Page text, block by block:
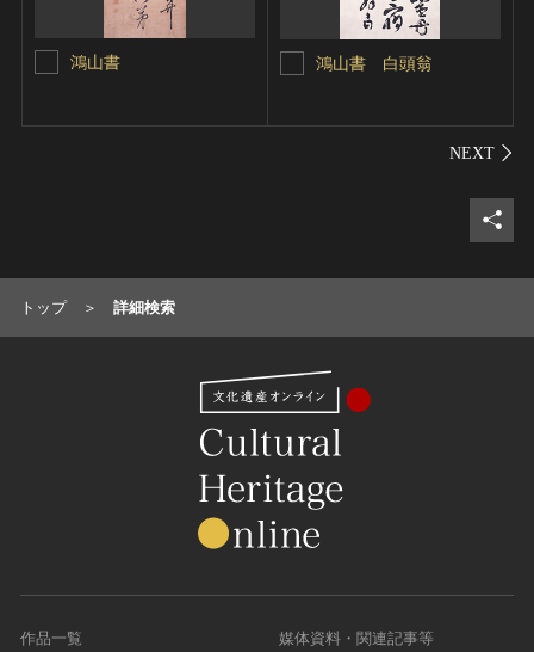
鴻山書 鴻山書 白頭翁
シェ
トップ 詳細検索
作品一覧 媒体資料・関連記事等